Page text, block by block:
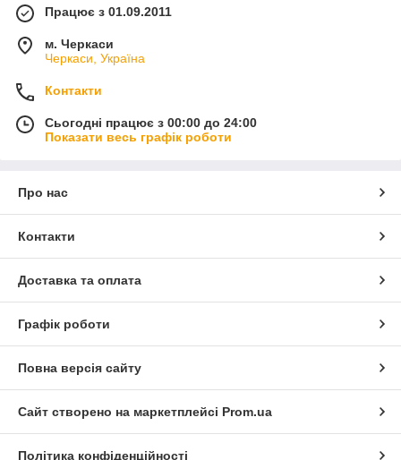
Працює з 01.09.2011
м. Черкаси
Черкаси, Україна
Контакти
Сьогодні працює з 00:00 до 24:00
Показати весь графік роботи
Про нас
Контакти
Доставка та оплата
Графік роботи
Повна версія сайту
Сайт створено на маркетплейсі Prom.ua
Політика конфіденційності